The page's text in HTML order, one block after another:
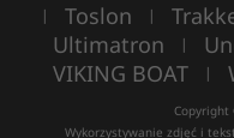
| Toslon |
Ultimatron |
VIKING BOAT |
Copyright
Wykorzystywanie zdjęć i